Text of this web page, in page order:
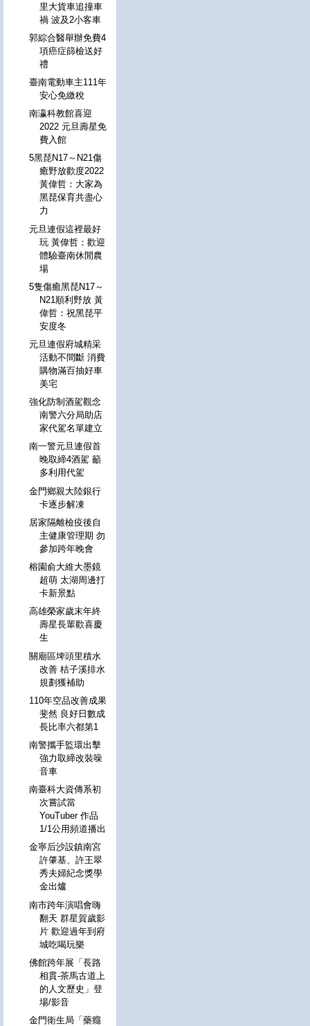
里大貨車追撞車
禍 波及2小客車
郭綜合醫舉辦免費4
項癌症篩檢送好
禮
臺南電動車主111年
安心免繳稅
南瀛科教館喜迎
2022 元旦壽星免
費入館
5黑琵N17～N21傷
癒野放歡度2022
黃偉哲：大家為
黑琵保育共盡心
力
元旦連假這裡最好
玩 黃偉哲：歡迎
體驗臺南休閒農
場
5隻傷癒黑琵N17～
N21順利野放 黃
偉哲：祝黑琵平
安度冬
元旦連假府城精采
活動不間斷 消費
購物滿百抽好車
美宅
強化防制酒駕觀念
南警六分局助店
家代駕名單建立
南一警元旦連假首
晚取締4酒駕 籲
多利用代駕
金門鄉親大陸銀行
卡逐步解凍
居家隔離檢疫後自
主健康管理期 勿
參加跨年晚會
榕園俞大維大墨鏡
超萌 太湖周邊打
卡新景點
高雄榮家歲末年終
壽星長輩歡喜慶
生
關廟區埤頭里積水
改善 桔子溪排水
規劃獲補助
110年空品改善成果
斐然 良好日數成
長比率六都第1
南警攜手監環出擊
強力取締改裝噪
音車
南臺科大資傳系初
次嘗試當
YouTuber 作品
1/1公用頻道播出
金寧后沙設鎮南宮
許肇基、許王翠
秀夫婦紀念獎學
金出爐
南市跨年演唱會嗨
翻天 群星賀歲影
片 歡迎過年到府
城吃喝玩樂
佛館跨年展「長路
相貫-茶馬古道上
的人文歷史」登
場/影音
金門衛生局「藥癮